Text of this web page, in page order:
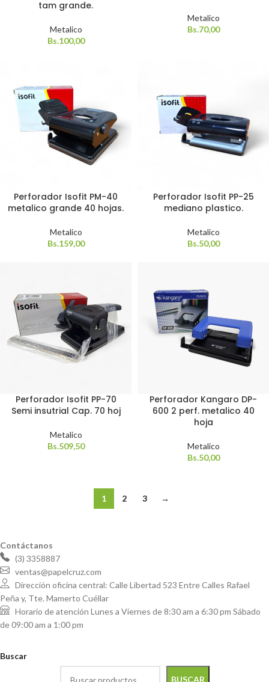
tam grande.
Metalico
Bs.100,00
Metalico
Bs.70,00
Perforador Isofit PM-40
metalico grande 40 hojas.
Metalico
Bs.159,00
Perforador Isofit PP-25
mediano plastico.
Metalico
Bs.50,00
Perforador Isofit PP-70
Semi insutrial Cap. 70 hoj
Metalico
Bs.509,50
Perforador Kangaro DP-
600 2 perf. metalico 40
hoja
Metalico
Bs.50,00
1 2 3 →
Contáctanos
(3) 3358887
ventas@papelcruz.com
Dirección oficina central: Calle Libertad 523 Entre Calles Rafael
Peña y, Tte. Mamerto Cuéllar
Horario de atención Lunes a Viernes de 8:30 am a 6:30 pm Sábado
de 09:00 am a 1:00 pm
Buscar
BUSCAR